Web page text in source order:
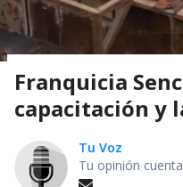
Franquicia
capacitación y
Tu Voz
Tu opinión cuenta